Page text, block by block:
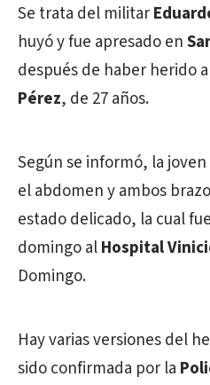
Se trata del militar
huyó y fue apresado en
después de haber herido a
Pérez, de 27 años.
Según se informó, la
el abdomen y ambos
estado delicado, la cual
domingo alHospital
Domingo.
Hay varias versiones del
sido confirmada por la